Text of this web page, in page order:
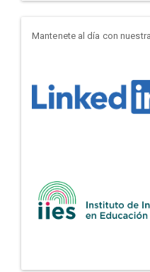
Mantenete al día con